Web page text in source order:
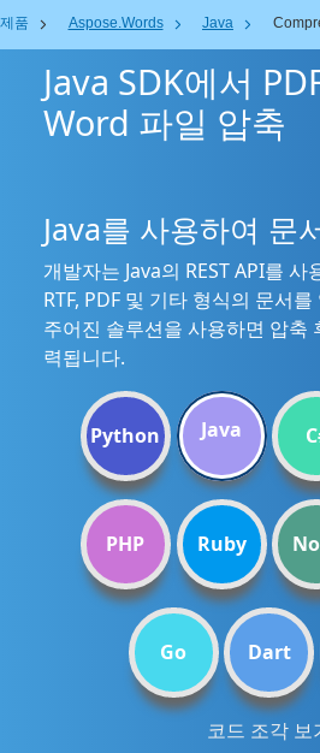
제품 Aspose.Words Java
Java SDK에서
Word 파일 압축
Java를 사용하여 문
개발자는 Java의 REST API를 사
RTF, PDF 및 기타 형식의 문서
주어진 솔루션을 사용하면 압축
력됩니다.
Python Java
PHP Ruby
Go Dart
코드 조각 보